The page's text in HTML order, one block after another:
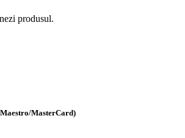
produsul.
MasterCard)